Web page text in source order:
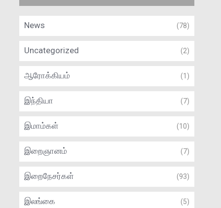
News (78)
Uncategorized (2)
ஆரோக்கியம் (1)
இந்தியா (7)
இமாம்கள் (10)
இறைஞானம் (7)
இறைநேசர்கள் (93)
இலங்கை (5)